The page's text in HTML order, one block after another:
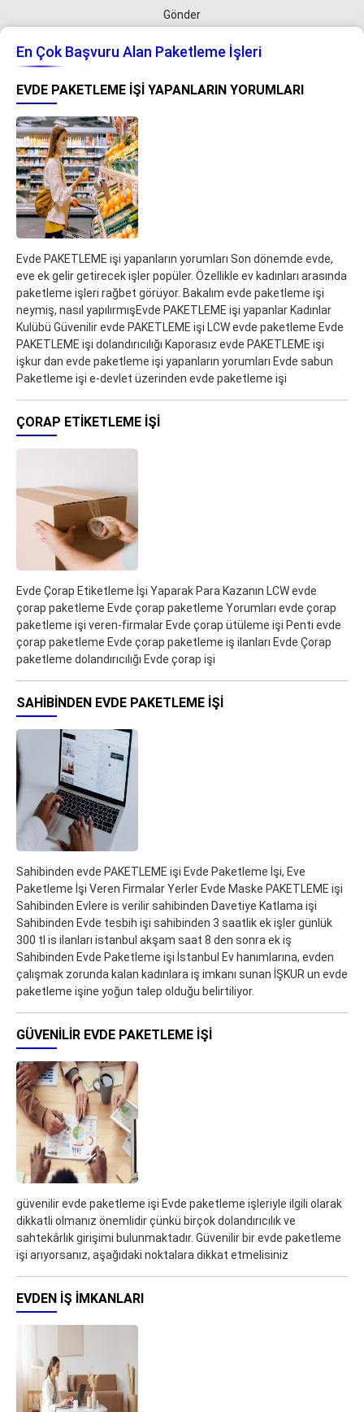
Gönder
En Çok Başvuru Alan Paketleme İşleri
EVDE PAKETLEME IŞI YAPANLARIN YORUMLARI
Evde PAKETLEME işi yapanların yorumları Son dönemde evde,
eve ek gelir getirecek işler popüler. Özellikle ev kadınları arasında
paketleme işleri rağbet görüyor. Bakalım evde paketleme işi
neymiş, nasıl yapılırmışEvde PAKETLEME işi yapanlar Kadınlar
Kulübü Güvenilir evde PAKETLEME işi LCW evde paketleme Evde
PAKETLEME işi dolandırıcılığı Kaporasız evde PAKETLEME işi
işkur dan evde paketleme işi yapanların yorumları Evde sabun
Paketleme işi e-devlet üzerinden evde paketleme işi
ÇORAP ETIKETLEME İŞI
Evde Çorap Etiketleme İşi Yaparak Para Kazanın LCW evde
çorap paketleme Evde çorap paketleme Yorumları evde çorap
paketleme işi veren-firmalar Evde çorap ütüleme işi Penti evde
çorap paketleme Evde çorap paketleme iş ilanları Evde Çorap
paketleme dolandırıcılığı Evde çorap işi
SAHIBINDEN EVDE PAKETLEME IŞI
Sahibinden evde PAKETLEME işi Evde Paketleme İşi, Eve
Paketleme İşi Veren Firmalar Yerler Evde Maske PAKETLEME işi
Sahibinden Evlere is verilir sahibinden Davetiye Katlama işi
Sahibinden Evde tesbih işi sahibinden 3 saatlik ek işler günlük
300 tl is ilanları istanbul akşam saat 8 den sonra ek iş
Sahibinden Evde Paketleme işi İstanbul Ev hanımlarına, evden
çalışmak zorunda kalan kadınlara iş imkanı sunan İŞKUR un evde
paketleme işine yoğun talep olduğu belirtiliyor.
GÜVENILIR EVDE PAKETLEME IŞI
güvenilir evde paketleme işi Evde paketleme işleriyle ilgili olarak
dikkatli olmanız önemlidir çünkü birçok dolandırıcılık ve
sahtekârlık girişimi bulunmaktadır. Güvenilir bir evde paketleme
işi arıyorsanız, aşağıdaki noktalara dikkat etmelisiniz
EVDEN IŞ IMKANLARI